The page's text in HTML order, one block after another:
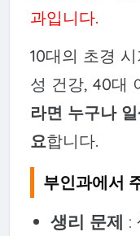
과입니다.
10대의 초경
성 건강, 40대
라면 누구나
요합니다.
부인과에서
생리 문제 :